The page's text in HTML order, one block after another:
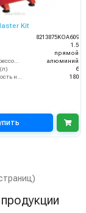
Kit
8213875KOA609
1.5
прямой
алюминий
6
180